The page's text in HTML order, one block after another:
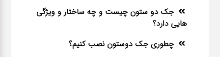
جک دو ستون چیست و چه ساختار و ویژگی
هایی دارد؟
چطوری جک دوستون نصب کنیم؟